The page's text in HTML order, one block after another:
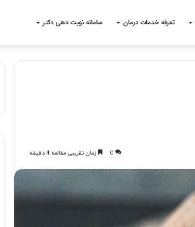
تعرفه خدمات درمان سامانه نوبت دهی دکتر
0 زمان تقریبی مطالعه 4 دقیقه